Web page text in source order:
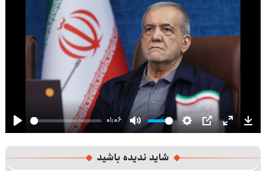
Play
01:06
Mute Settings
PIP Enter
شاید ندیده باشید